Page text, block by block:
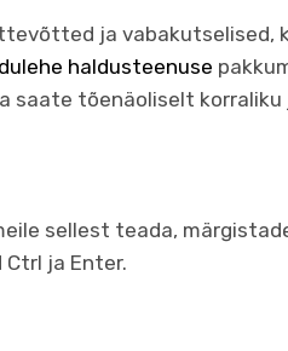
ja vabakutselised,
haldusteenuse
saate tõenäoliselt korraliku
sellest teada,
ja Enter.